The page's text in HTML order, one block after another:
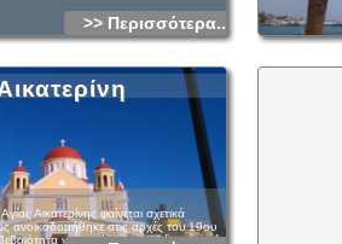
>> Περισσότερα...
Αικατερίνης φαίνεται σχετικά
ανοικοδομήθηκε στις αρχές του 19ου
να ταυτίσουμε τη θέση του νέου